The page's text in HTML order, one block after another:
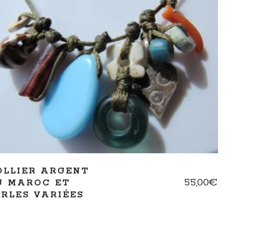
AJOUTER AU PANIER
ARGENT
MAROC ET
VARIÉES
55,00€